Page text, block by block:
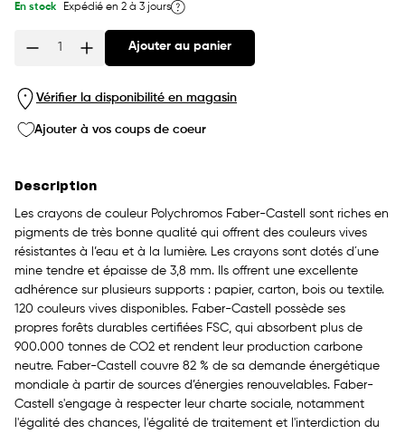
En stock Expédié en 2 à 3 jours
Ajouter au panier
Vérifier la disponibilité en magasin
Ajouter à vos coups de coeur
Description
Les crayons de couleur Polychromos Faber-Castell sont riches en
pigments de très bonne qualité qui offrent des couleurs vives
résistantes à l’eau et à la lumière. Les crayons sont dotés d´une
mine tendre et épaisse de 3,8 mm. Ils offrent une excellente
adhérence sur plusieurs supports : papier, carton, bois ou textile.
120 couleurs vives disponibles. Faber-Castell possède ses
propres forêts durables certifiées FSC, qui absorbent plus de
900.000 tonnes de CO2 et rendent leur production carbone
neutre. Faber-Castell couvre 82 % de sa demande énergétique
mondiale à partir de sources d’énergies renouvelables. Faber-
Castell s'engage à respecter leur charte sociale, notamment
l'égalité des chances, l'égalité de traitement et l'interdiction du